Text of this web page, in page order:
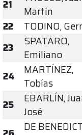
21
Martín
22
TODINO,
23
SPATARO,
Emiliano
24
MARTÍNEZ,
Tobías
25
EBARLÍN,
José
DE